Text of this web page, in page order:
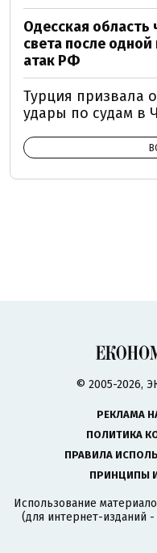
Одесская область
света после
атак РФ
Турция призвала
удары по судам в
© 2005-2026,
РЕКЛАМА
ПОЛИТИКА
ПРАВИЛА
ПРИНЦИПЫ
Использование
(для интернет-изданий